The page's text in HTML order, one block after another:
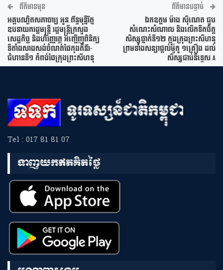
ព័ត៌មានមុន
អគ្គបណិ្ឌតសភាចារ្យ អូន ព័ន្ធមុន្នីរ័ត្ន
ឧបនាយករដ្ឋមន្ត្រី រដ្ឋមន្រ្តីក្រសួង
សេដ្ឋកិច្ច និងហិរញ្ញវត្ថុ អញ្ជើញពិនិត្យ
ទីតាំងសាងសង់ចំណតផែកុងតឹន័រ-
ជំហានទី១ កំពង់ផែក្រុងព្រះសីហនុ
ព័ត៌មានបន្ទាប់
ឯកឧត្តម ម៉ាង ស៊ីណេត ជួប
សំណេះសំណាល និងលើកទឹកចិត្ត
សិស្សថ្នាក់ទី១២ ក្នុងក្រុងព្រះសីហនុ
ព្រមទាំងសន្យាផ្តល់ម៉ូតូ ១គ្រឿង ដល់
សិស្សជាប់និទ្ទេស A
Tel : 017 81 81 07
ទាញយកឥតគិតថ្លៃ